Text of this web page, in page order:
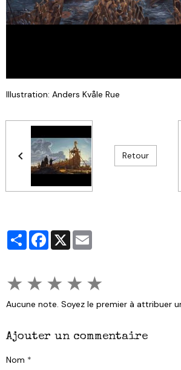
Illustration: Anders Kvåle Rue
Retour
PartagerFacebook
X
★ ★ ★ ★ ★
Aucune note. Soyez le premier à attribuer
Ajouter un commentaire
Nom